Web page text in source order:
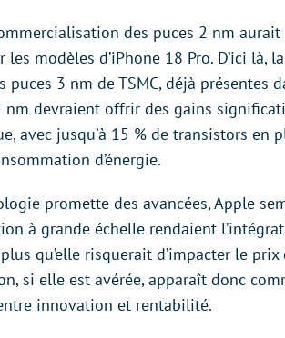
des puces 2 nm
modèles d’iPhone 18 Pro. D’ici là,
puces 3 nm de TSMC, déjà présentes
nm devraient offrir des gains
avec jusqu’à 15 % de transistors en
d’énergie.
promette des avancées, Apple
à grande échelle rendaient
qu’elle risquerait d’impacter le
si elle est avérée, apparaît donc
innovation et rentabilité.